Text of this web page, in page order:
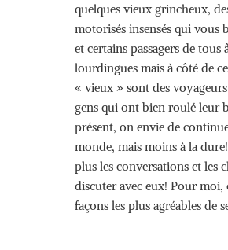
quelques vieux grincheux,
motorisés insensés qui vous
et certains passagers de tous
lourdingues mais à côté de
« vieux » sont des
gens qui ont bien roulé leur
présent, on envie de
monde, mais moins à la
plus les conversations et les
discuter avec eux! Pour moi,
façons les plus agréables de